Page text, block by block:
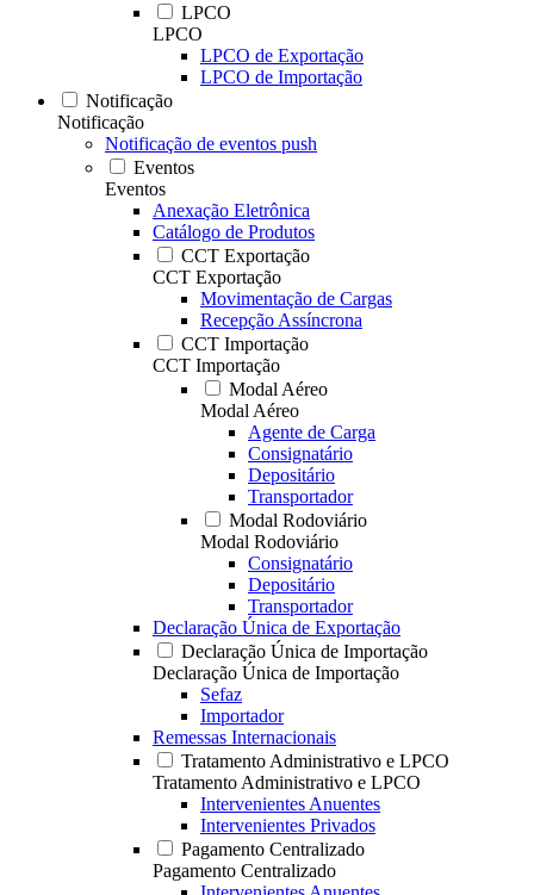
LPCO
LPCO
LPCO de Exportação
LPCO de Importação
Notificação
Notificação
Notificação de eventos push
Eventos
Eventos
Anexação Eletrônica
Catálogo de Produtos
CCT Exportação
CCT Exportação
Movimentação de Cargas
Recepção Assíncrona
CCT Importação
CCT Importação
Modal Aéreo
Modal Aéreo
Agente de Carga
Consignatário
Depositário
Transportador
Modal Rodoviário
Modal Rodoviário
Consignatário
Depositário
Transportador
Declaração Única de Exportação
Declaração Única de Importação
Declaração Única de Importação
Sefaz
Importador
Remessas Internacionais
Tratamento Administrativo e LPCO
Tratamento Administrativo e LPCO
Intervenientes Anuentes
Intervenientes Privados
Pagamento Centralizado
Pagamento Centralizado